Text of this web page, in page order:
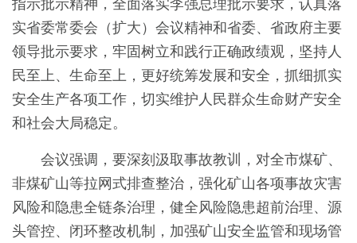
指示批示精神，全面落实李强总理批示要求，认真落
实省委常委会（扩大）会议精神和省委、省政府主要
领导批示要求，牢固树立和践行正确政绩观，坚持人
民至上、生命至上，更好统筹发展和安全，抓细抓实
安全生产各项工作，切实维护人民群众生命财产安全
和社会大局稳定。
会议强调，要深刻汲取事故教训，对全市煤矿、
非煤矿山等拉网式排查整治，强化矿山各项事故灾害
风险和隐患全链条治理，健全风险隐患超前治理、源
头管控、闭环整改机制，加强矿山安全监管和现场管